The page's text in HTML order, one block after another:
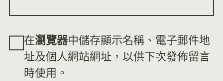
在瀏覽器中儲存顯示名稱、電子郵件地
址及個人網站網址，以供下次發佈留言
時使用。